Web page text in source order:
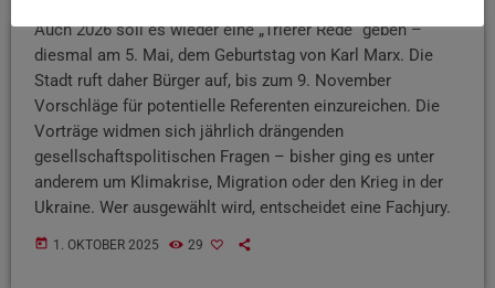
Auch 2026 soll es wieder eine „Trierer Rede“ geben –
diesmal am 5. Mai, dem Geburtstag von Karl Marx. Die
Stadt ruft daher Bürger auf, bis zum 9. November
Vorschläge für potentielle Referenten einzureichen. Die
Vorträge widmen sich jährlich drängenden
gesellschaftspolitischen Fragen – bisher ging es unter
anderem um Klimakrise, Migration oder den Krieg in der
Ukraine. Wer ausgewählt wird, entscheidet eine Fachjury.
today 1. OKTOBER 2025 29